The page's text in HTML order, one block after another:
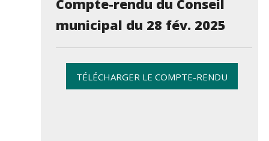
Compte-rendu du Conseil
municipal du 28 fév. 2025
TÉLÉCHARGER LE COMPTE-RENDU